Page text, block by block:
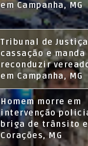
em Campanha, MG
Tribunal de
cassação e manda
reconduzir
em Campanha, MG
Homem morre em
intervenção
briga de trânsito
Corações, MG